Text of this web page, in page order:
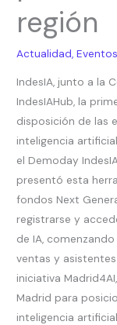
región
Actualidad,Eventos
IndesIA, junto a la
IndesIAHub, la
disposición de las
inteligencia
el Demoday
presentó esta
fondos Next
registrarse y
de IA,
ventas y
iniciativa
Madrid para
inteligencia
inteligencia
artificial
empresas
de
la
región